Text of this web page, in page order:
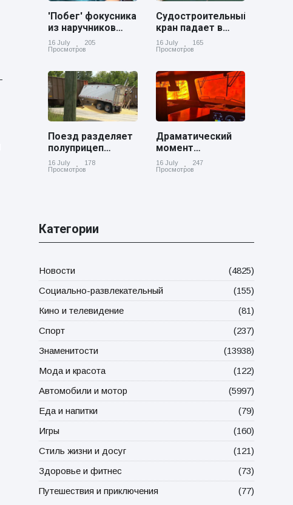
'Побег' фокусника
из наручников
вызвал смех у
аудитории
16 July
205
Просмотров
Судостроительный
кран падает в
реку Купер возле
Чарльстона
16 July
165
Просмотров
Поезд разделяет
полуприцеп
пополам на
железнодорожном
16 July
178
Просмотров
Драматический
момент
канадский
грузовой поезд
16 July
247
Просмотров
Категории
Новости
(4825)
Социально-развлекательный
(155)
Кино и телевидение
(81)
Спорт
(237)
Знаменитости
(13938)
Мода и красота
(122)
Автомобили и мотор
(5997)
Еда и напитки
(79)
Игры
(160)
Стиль жизни и досуг
(121)
Здоровье и фитнес
(73)
Путешествия и приключения
(77)